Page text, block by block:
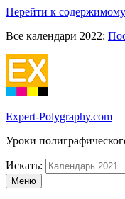
Перейти к содержимому
Все календари 2022:
Expert-Polygraphy.com
Уроки
Искать:
Меню